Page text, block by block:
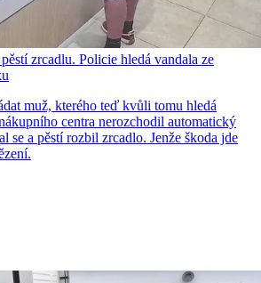
zrcadlu. Policie hledá vandala ze
muž, kterého teď kvůli tomu hledá
centra nerozchodil automatický
se a pěstí rozbil zrcadlo. Jenže škoda jde